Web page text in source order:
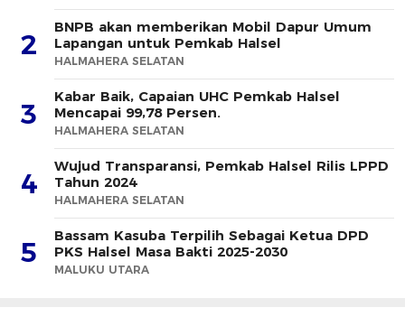
2
BNPB akan memberikan Mobil Dapur Umum
Lapangan untuk Pemkab Halsel
HALMAHERA SELATAN
3
Kabar Baik, Capaian UHC Pemkab Halsel
Mencapai 99,78 Persen.
HALMAHERA SELATAN
4
Wujud Transparansi, Pemkab Halsel Rilis LPPD
Tahun 2024
HALMAHERA SELATAN
5
Bassam Kasuba Terpilih Sebagai Ketua DPD
PKS Halsel Masa Bakti 2025-2030
MALUKU UTARA